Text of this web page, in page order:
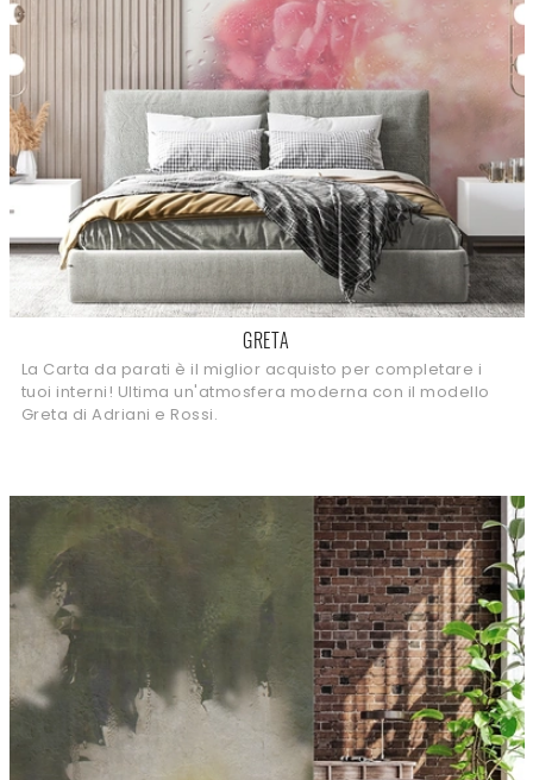
GRETA
La Carta da parati è il miglior acquisto per completare i
tuoi interni! Ultima un'atmosfera moderna con il modello
Greta di Adriani e Rossi.